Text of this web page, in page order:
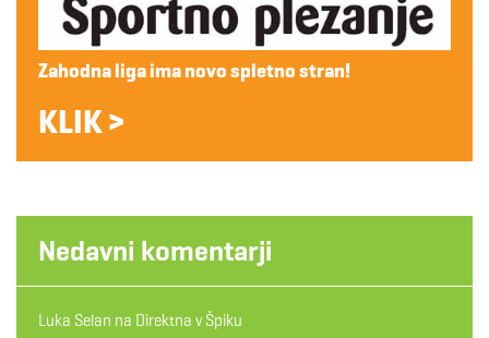
Zahodna liga ima novo spletno stran!
KLIK >
Nedavni komentarji
Luka Selan na Direktna v Špiku